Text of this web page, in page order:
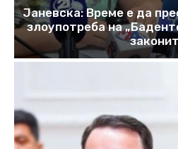
Јаневска: Време е да
злоупотреба на